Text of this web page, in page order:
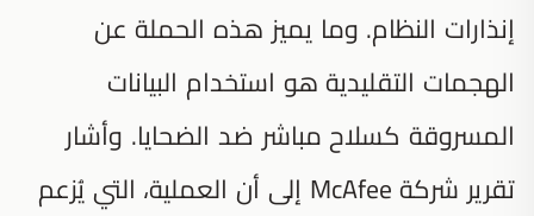
إنذارات النظام. وما يميز هذه الحملة عن
الهجمات التقليدية هو استخدام البيانات
المسروقة كسلاح مباشر ضد الضحايا. وأشار
تقرير شركة McAfee إلى أن العملية، التي يُزعم